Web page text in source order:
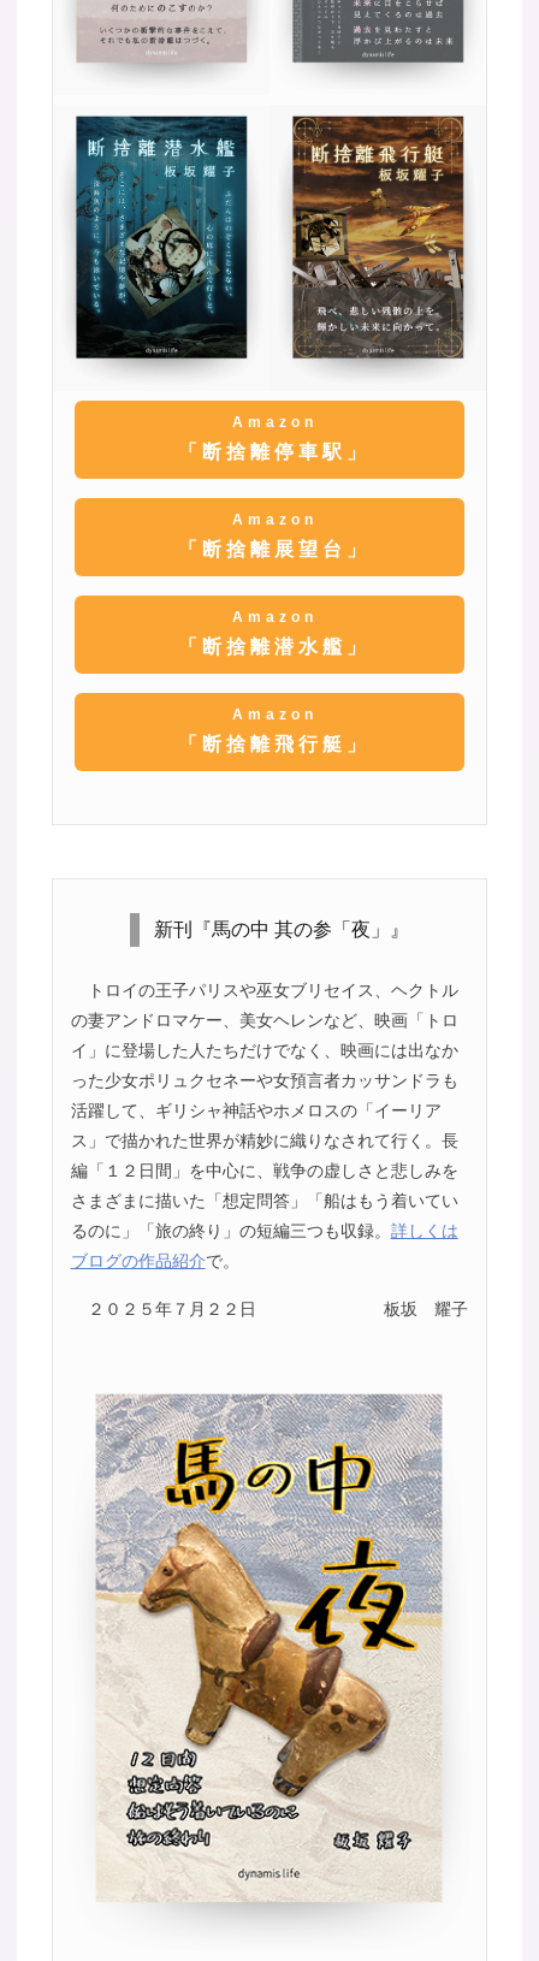
Amazon
「断捨離停車駅」
Amazon
「断捨離展望台」
Amazon
「断捨離潜水艦」
Amazon
「断捨離飛行艇」
新刊『馬の中 其の参「夜」』
トロイの王子パリスや巫女ブリセイス、ヘクトル
の妻アンドロマケー、美女ヘレンなど、映画「トロ
イ」に登場した人たちだけでなく、映画には出なか
った少女ポリュクセネーや女預言者カッサンドラも
活躍して、ギリシャ神話やホメロスの「イーリア
ス」で描かれた世界が精妙に織りなされて行く。長
編「１２日間」を中心に、戦争の虚しさと悲しみを
さまざまに描いた「想定問答」「船はもう着いてい
るのに」「旅の終り」の短編三つも収録。 詳しくは
ブログの作品紹介で。
２０２５年７月２２日 板坂 耀子